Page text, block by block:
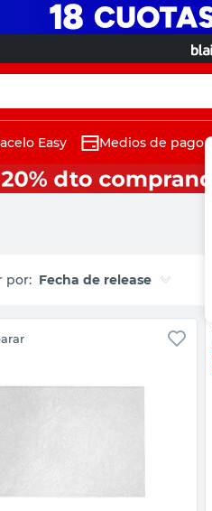
Easy Medios de pago
Fecha de release